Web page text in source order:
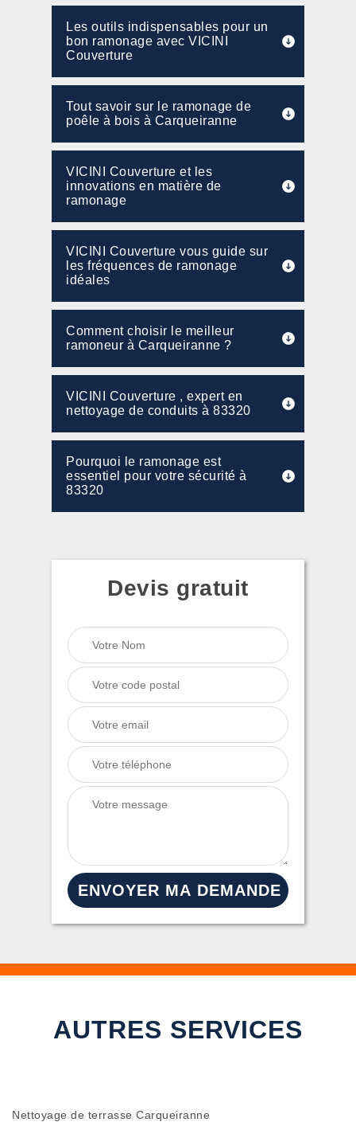
Les outils indispensables pour un
bon ramonage avec VICINI
Couverture
Tout savoir sur le ramonage de
poêle à bois à Carqueiranne
VICINI Couverture et les
innovations en matière de
ramonage
VICINI Couverture vous guide sur
les fréquences de ramonage
idéales
Comment choisir le meilleur
ramoneur à Carqueiranne ?
VICINI Couverture , expert en
nettoyage de conduits à 83320
Pourquoi le ramonage est
essentiel pour votre sécurité à
83320
Devis gratuit
AUTRES SERVICES
Nettoyage de terrasse Carqueiranne